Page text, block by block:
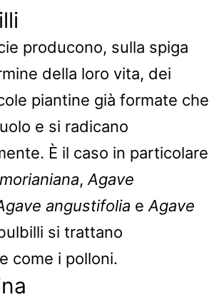
producono, sulla spiga
della loro vita, dei
piantine già formate che
e si radicano
È il caso in particolare
, Agave
angustifolia e Agave
si trattano
come i polloni.